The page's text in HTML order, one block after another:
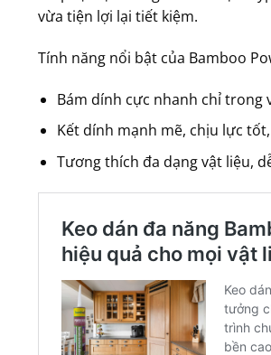
vừa tiện lợi lại tiết kiệm.
Tính năng nổi bật của Bamboo
Bám dính cực nhanh chỉ trong
Kết dính mạnh mẽ, chịu lực
Tương thích đa dạng vật liệu,